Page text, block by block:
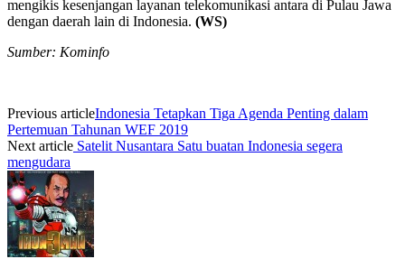
mengikis kesenjangan layanan telekomunikasi antara di Pulau Jawa
dengan daerah lain di Indonesia. (WS)
Sumber: Kominfo
Previous articleIndonesia Tetapkan Tiga Agenda Penting dalam
Pertemuan Tahunan WEF 2019
Next article Satelit Nusantara Satu buatan Indonesia segera
mengudara